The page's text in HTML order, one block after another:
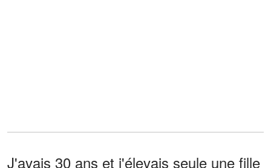
J'avais 30 ans et j'élevais seule une fille